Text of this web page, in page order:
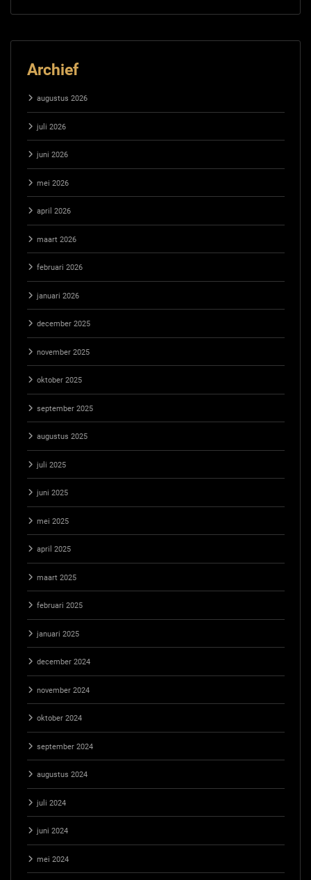
Archief
augustus 2026
juli 2026
juni 2026
mei 2026
april 2026
maart 2026
februari 2026
januari 2026
december 2025
november 2025
oktober 2025
september 2025
augustus 2025
juli 2025
juni 2025
mei 2025
april 2025
maart 2025
februari 2025
januari 2025
december 2024
november 2024
oktober 2024
september 2024
augustus 2024
juli 2024
juni 2024
mei 2024